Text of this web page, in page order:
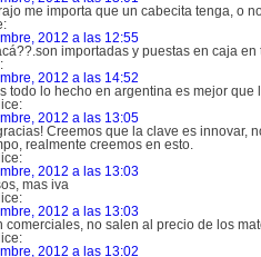
me importa que un cabecita tenga, o
2012 a las 12:55
importadas y puestas en caja
2012 a las 14:52
todo lo hecho en argentina es mejor que
2012 a las 13:05
Creemos que la clave es innovar,
realmente creemos en esto.
2012 a las 13:03
mas iva
2012 a las 13:03
comerciales, no salen al precio de los
2012 a las 13:02